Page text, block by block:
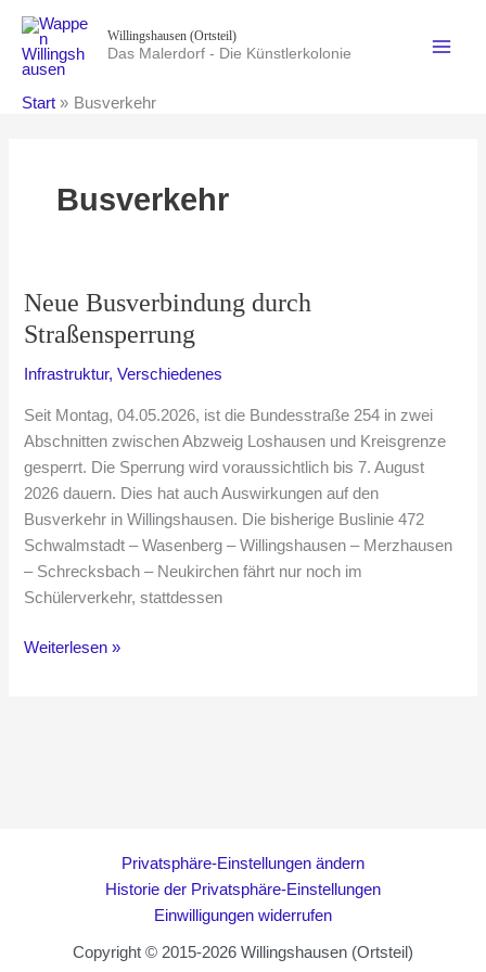
Inhalt
springen
Willingshausen (Ortsteil)
Das Malerdorf - Die Künstlerkolonie
Start Busverkehr
Busverkehr
Neue Busverbindung durch
Straßensperrung
Infrastruktur,Verschiedenes
Seit Montag, 04.05.2026, ist die Bundesstraße 254 in zwei
Abschnitten zwischen Abzweig Loshausen und Kreisgrenze
gesperrt. Die Sperrung wird voraussichtlich bis 7. August
2026 dauern. Dies hat auch Auswirkungen auf den
Busverkehr in Willingshausen. Die bisherige Buslinie 472
Schwalmstadt – Wasenberg – Willingshausen – Merzhausen
– Schrecksbach – Neukirchen fährt nur noch im
Schülerverkehr, stattdessen
Neue
Weiterlesen »
Privatsphäre-Einstellungen ändern
Historie der Privatsphäre-Einstellungen
Einwilligungen widerrufen
Copyright © 2015-2026 Willingshausen (Ortsteil)